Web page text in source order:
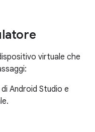
virtuale che
Android Studio e